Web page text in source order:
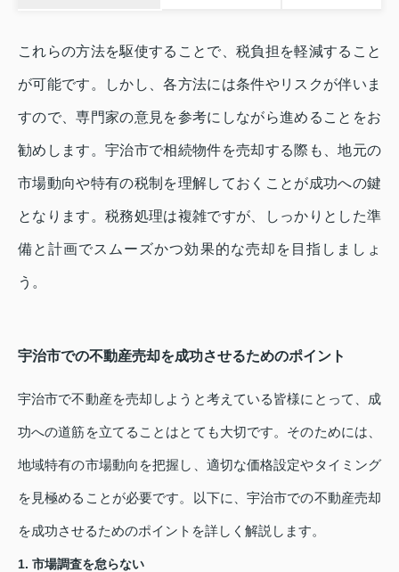
これらの方法を駆使することで、税負担を軽減すること
が可能です。しかし、各方法には条件やリスクが伴いま
すので、専門家の意見を参考にしながら進めることをお
勧めします。宇治市で相続物件を売却する際も、地元の
市場動向や特有の税制を理解しておくことが成功への鍵
となります。税務処理は複雑ですが、しっかりとした準
備と計画でスムーズかつ効果的な売却を目指しましょ
う。
宇治市での不動産売却を成功させるためのポイント
宇治市で不動産を売却しようと考えている皆様にとって、成
功への道筋を立てることはとても大切です。そのためには、
地域特有の市場動向を把握し、適切な価格設定やタイミング
を見極めることが必要です。以下に、宇治市での不動産売却
を成功させるためのポイントを詳しく解説します。
1. 市場調査を怠らない